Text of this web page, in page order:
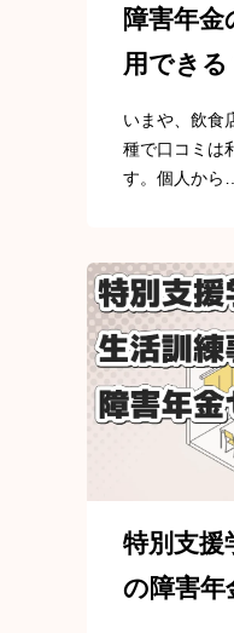
障害年
用でき
る際の注
いまや、飲食
種で口コミは
す。個人から
特別支援
の障害年